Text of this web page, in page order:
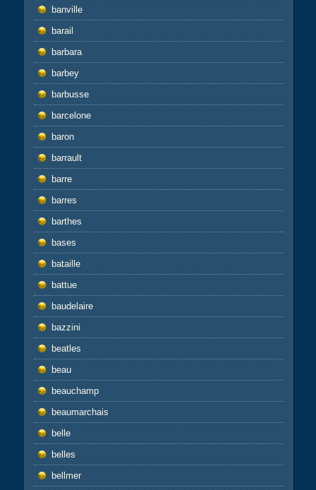
banville
barail
barbara
barbey
barbusse
barcelone
baron
barrault
barre
barres
barthes
bases
bataille
battue
baudelaire
bazzini
beatles
beau
beauchamp
beaumarchais
belle
belles
bellmer